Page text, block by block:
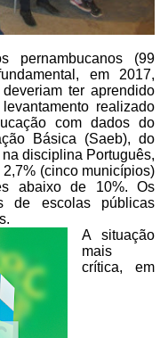
pernambucanos (99
em 2017,
ter aprendido
realizado
com dados do
Básica (Saeb), do
disciplina Português,
(cinco municípios)
abaixo de 10%. Os
de escolas públicas
A situação
mais
crítica, em